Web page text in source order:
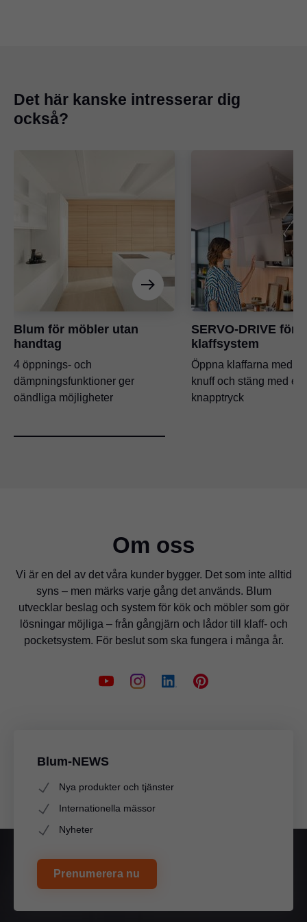
Det här kanske intresserar dig
också?
Blum för möbler utan
handtag
4 öppnings- och
dämpningsfunktioner ger
oändliga möjligheter
SERVO-DRIVE för
klaffsystem
Öppna klaffarna med
knuff och stäng med ett
knapptryck
Om oss
Vi är en del av det våra kunder bygger. Det som inte alltid
syns – men märks varje gång det används. Blum
utvecklar beslag och system för kök och möbler som gör
lösningar möjliga – från gångjärn och lådor till klaff- och
pocketsystem. För beslut som ska fungera i många år.
Blum-NEWS
Nya produkter och tjänster
Internationella mässor
Nyheter
Prenumerera nu